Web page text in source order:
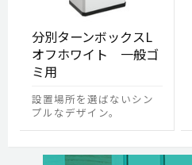
分別ターンボックスL
オフホワイト 一般ゴ
ミ用
設置場所を選ばないシン
プルなデザイン。